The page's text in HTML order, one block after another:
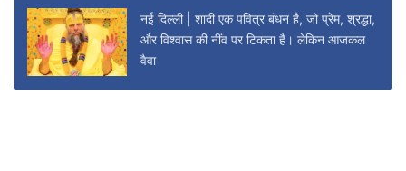
नई दिल्ली | शादी एक पवित्र बंधन है, जो प्रेम, श्रद्धा,
और विश्वास की नींव पर टिकता है। लेकिन आजकल
वैवा